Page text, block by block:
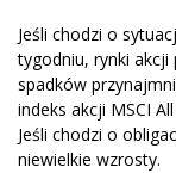
Jeśli chodzi o
tygodniu, rynki akcji
spadków
indeks akcji MSCI
Jeśli chodzi o
niewielkie wzrosty.